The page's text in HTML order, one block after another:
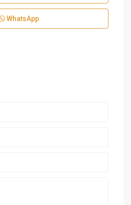
WhatsApp